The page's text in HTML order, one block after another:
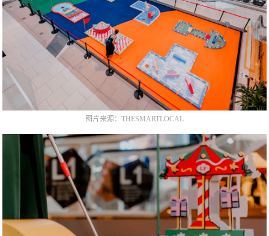
图片来源：THESMARTLOCAL